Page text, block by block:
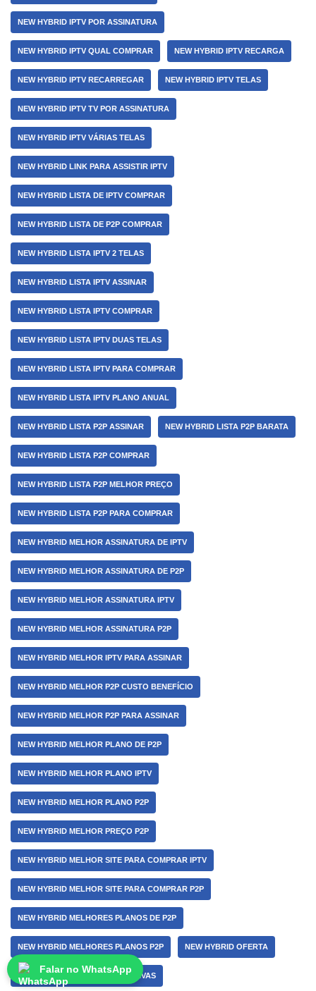
NEW HYBRID IPTV POR ASSINATURA
NEW HYBRID IPTV QUAL COMPRAR NEW HYBRID IPTV RECARGA
NEW HYBRID IPTV RECARREGAR NEW HYBRID IPTV TELAS
NEW HYBRID IPTV TV POR ASSINATURA
NEW HYBRID IPTV VÁRIAS TELAS
NEW HYBRID LINK PARA ASSISTIR IPTV
NEW HYBRID LISTA DE IPTV COMPRAR
NEW HYBRID LISTA DE P2P COMPRAR
NEW HYBRID LISTA IPTV 2 TELAS
NEW HYBRID LISTA IPTV ASSINAR
NEW HYBRID LISTA IPTV COMPRAR
NEW HYBRID LISTA IPTV DUAS TELAS
NEW HYBRID LISTA IPTV PARA COMPRAR
NEW HYBRID LISTA IPTV PLANO ANUAL
NEW HYBRID LISTA P2P ASSINAR NEW HYBRID LISTA P2P BARATA
NEW HYBRID LISTA P2P COMPRAR
NEW HYBRID LISTA P2P MELHOR PREÇO
NEW HYBRID LISTA P2P PARA COMPRAR
NEW HYBRID MELHOR ASSINATURA DE IPTV
NEW HYBRID MELHOR ASSINATURA DE P2P
NEW HYBRID MELHOR ASSINATURA IPTV
NEW HYBRID MELHOR ASSINATURA P2P
NEW HYBRID MELHOR IPTV PARA ASSINAR
NEW HYBRID MELHOR P2P CUSTO BENEFÍCIO
NEW HYBRID MELHOR P2P PARA ASSINAR
NEW HYBRID MELHOR PLANO DE P2P
NEW HYBRID MELHOR PLANO IPTV
NEW HYBRID MELHOR PLANO P2P
NEW HYBRID MELHOR PREÇO P2P
NEW HYBRID MELHOR SITE PARA COMPRAR IPTV
NEW HYBRID MELHOR SITE PARA COMPRAR P2P
NEW HYBRID MELHORES PLANOS DE P2P
NEW HYBRID MELHORES PLANOS P2P NEW HYBRID OFERTA
NEW HYBRID OFERTAS EXCLUSIVAS
Falar no WhatsApp